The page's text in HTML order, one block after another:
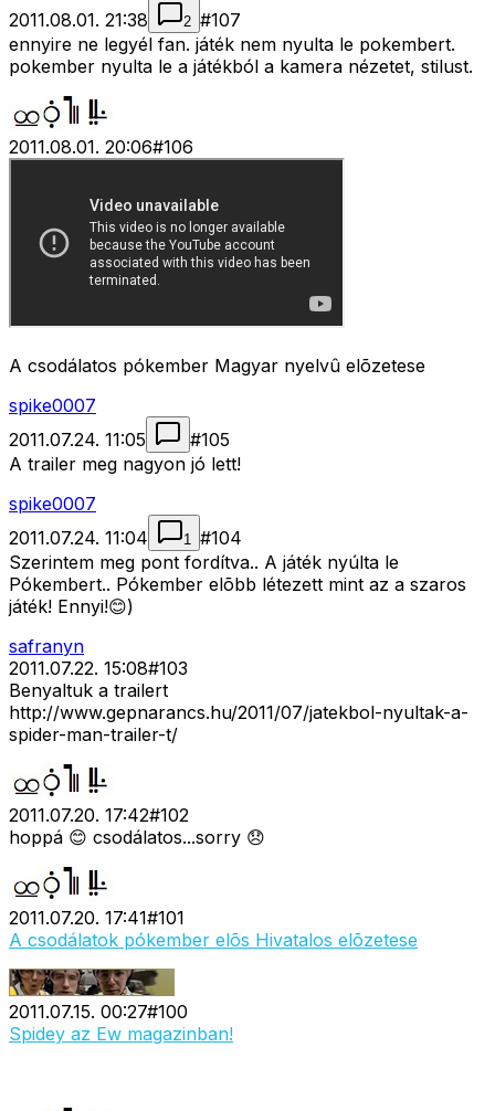
2011.08.01. 21:38
2 #107
ennyire ne legyél fan. játék nem nyulta le pokembert.
pokember nyulta le a játékból a kamera nézetet, stilust.
2011.08.01. 20:06#106
A csodálatos pókember Magyar nyelvû elõzetese
spike0007
2011.07.24. 11:05
#105
A trailer meg nagyon jó lett!
spike0007
2011.07.24. 11:04
1 #104
Szerintem meg pont fordítva.. A játék nyúlta le
Pókembert.. Pókember elõbb létezett mint az a szaros
játék! Ennyi!😊)
safranyn
2011.07.22. 15:08#103
Benyaltuk a trailert
http://www.gepnarancs.hu/2011/07/jatekbol-nyultak-a-
spider-man-trailer-t/
2011.07.20. 17:42#102
hoppá 😊 csodálatos...sorry 😞
2011.07.20. 17:41#101
A csodálatok pókember elõs Hivatalos elõzetese
2011.07.15. 00:27#100
Spidey az Ew magazinban!